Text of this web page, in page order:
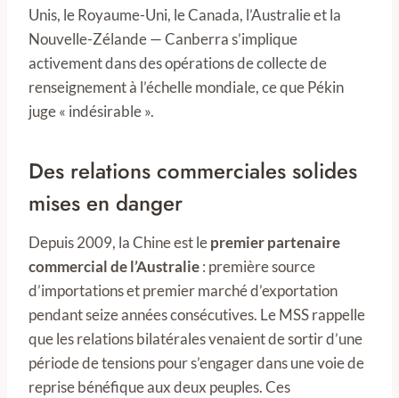
Unis, le Royaume-Uni, le Canada, l’Australie et la
Nouvelle-Zélande — Canberra s’implique
activement dans des opérations de collecte de
renseignement à l’échelle mondiale, ce que Pékin
juge « indésirable ».
Des relations commerciales solides
mises en danger
Depuis 2009, la Chine est lepremier partenaire
commercial de l’Australie: première source
d’importations et premier marché d’exportation
pendant seize années consécutives. Le MSS rappelle
que les relations bilatérales venaient de sortir d’une
période de tensions pour s’engager dans une voie de
reprise bénéfique aux deux peuples. Ces